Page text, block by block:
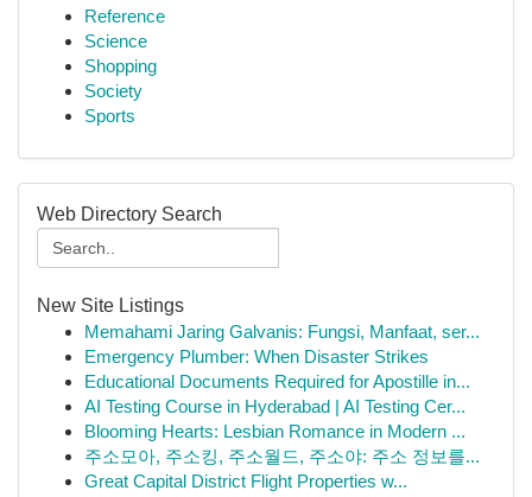
Reference
Science
Shopping
Society
Sports
Web Directory Search
New Site Listings
Memahami Jaring Galvanis: Fungsi, Manfaat, ser...
Emergency Plumber: When Disaster Strikes
Educational Documents Required for Apostille in...
AI Testing Course in Hyderabad | AI Testing Cer...
Blooming Hearts: Lesbian Romance in Modern ...
주소모아, 주소킹, 주소월드, 주소야: 주소 정보를...
Great Capital District Flight Properties w...